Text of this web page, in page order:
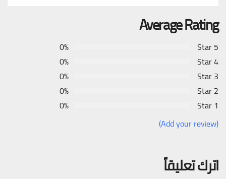
Average Rating
5 Star
0%
4 Star
0%
3 Star
0%
2 Star
0%
1 Star
0%
(Add your review)
اترك تعليقاً